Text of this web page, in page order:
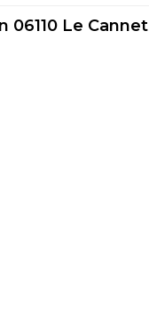
06110 Le Cannet